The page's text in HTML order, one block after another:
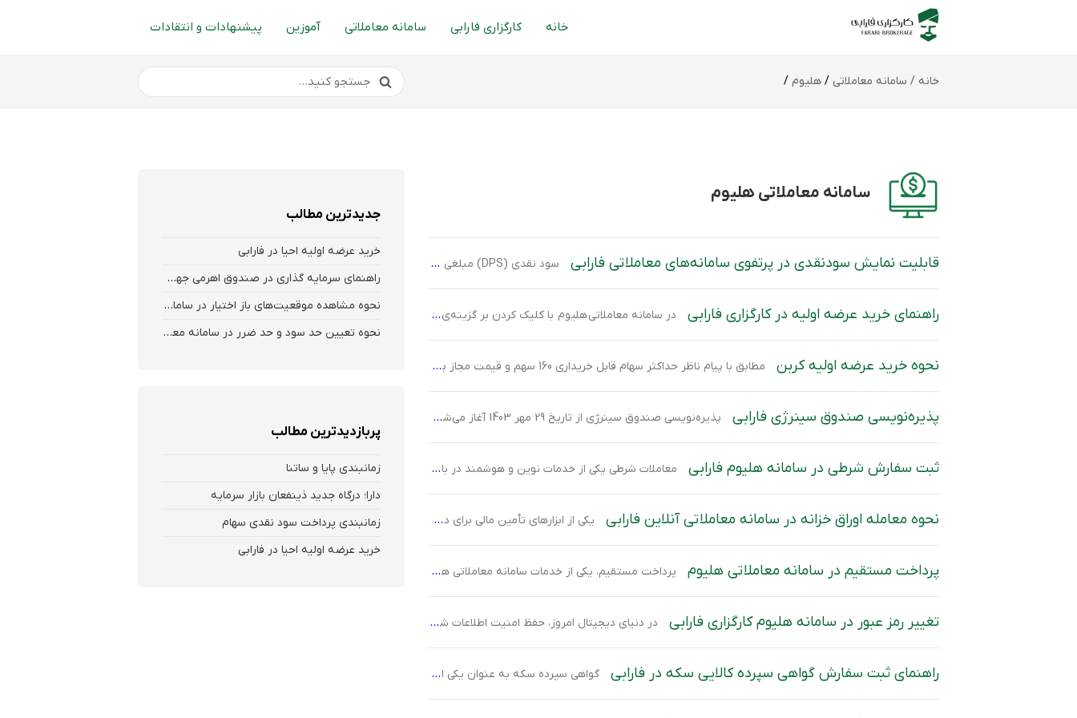
خانه کارگزاری فارابی سامانه معاملاتی آموزین پیشنهادات و انتقادات
خانه / سامانه‌ معاملاتی / هلیوم /
سامانه‌ معاملاتی هلیوم
قابلیت نمایش سودنقدی در پرتفوی سامانه‌های معاملاتی فارابی سود نقدی (DPS) مبلغی است که شرکت‌ها به ازای هر سهم به سهامداران خود پرداخت می‌کنند. این سود بخشی از سود سالانه شرکت است که به سهامداران تعلق می‌گیرد و نشان‌دهنده عملکرد مالی و سوددهی شرکت است.تصمیم‌گیری درباره مقدار و زمان پرداخت این سود، در مجمع عمومی سالیانه شرکت انجام می‌گیرد و پس از تصمیم‌گیری، […]
راهنمای خرید عرضه اولیه در کارگزاری فارابی در سامانه معاملاتی هلیوم با کلیک کردن بر گزینه‌ی “عرضه اولیه” و “درخواست خرید” جهت پیش ثبت سفارش عرضه اولیه مورد نظر خود اقدام کنید.
نحوه خرید عرضه اولیه کربن مطابق با پیام ناظر حداکثر سهام قابل خریداری 160 سهم و قیمت مجاز برای ارسال سفارش 13,640 ریال به صورت ثابت است. لذا، حداکثر مبلغ مورد نیاز برای خرید حدودا 2,200,000 ریال است. همچنین زمان ثبت‌ سفارش از ساعت 12 الی 14 است.در نهایت در عرضه اولیه کربن به هر کد معاملاتی حقیقی 108 سهم […]
پذیره‌نویسی صندوق سینرژی فارابی پذیره‌نویسی صندوق سینرژی از تاریخ 29 مهر 1403 آغاز می‌شود و سرمایه‌گذاران به مدت 7 روز کاری فرصت دارند تا در این پذیره‌نویسی شرکت کنند. این پذیره‌نویسی با قیمت ثابت و مشخص 10,000 ریال برای هر واحد صندوق انجام می‌شود و محدودیتی در تعداد واحدهای خریداری وجود ندارد. به این ترتیب، سرمایه‌گذاران می‌توانند با توجه […]
ثبت سفارش شرطی در سامانه هلیوم فارابی معاملات شرطی یکی از خدمات نوین و هوشمند در بازار سرمایه است که به معامله‌گران امکان می‌دهد تا ریسک‌های معاملاتی خود را مدیریت کرده و در عین حال از فرصت‌های مناسب بهره‌مند شوند
نحوه معامله اوراق خزانه در سامانه معاملاتی آنلاین فارابی یکی از ابزارهای تأمین مالی برای دولت، انتشار «اوراق قرضه دولتی» است که با نام «اسناد خزانه اسلامی» شناخته می‌شود. اسناد خزانه اوراقی هستند که دولت به منظور تسویه بدهی به پیمانکاران غیر‌دولتی اعطا می‌کند تا بدهی خود را به تعویق بیاندازد. با توجه به اینکه این اوراق توسط دولت منتشر می‌شود و ضامن پرداخت […]
پرداخت مستقیم در سامانه معاملاتی هلیوم پرداخت مستقیم، یکی از خدمات سامانه معاملاتی هلیوم برای سهولت در افزایش مانده ریالی جهت خرید سهم است. در حال حاضر با تعریف کارت بانک سامان خود می‌توانید بدون اتصال به درگاه بانکی و وارد کردن اطلاعات کارت، قدرت خرید خود را افزایش دهید. نحوه فعال‌سازی پرداخت مستقیم ابتدا با اطلاعات کاربری خود وارد سامانه […]
تغییر رمز عبور در سامانه هلیوم کارگزاری فارابی در دنیای دیجیتال امروز، حفظ امنیت اطلاعات شخصی و حساب‌های کاربری از اهمیت ویژه‌ای برخوردار است. یکی از اصلی‌ترین روش‌های حفاظت از حساب‌های کاربری، انتخاب و مدیریت رمز عبور مناسب است. تغییر دوره‌ای رمز عبور می‌تواند به افزایش امنیت حساب‌ها کمک کند. ورود به سامانه معاملاتی هلیوم تغییر رمز عبور در سامانه هلیوم: برای تغییر […]
راهنمای ثبت سفارش گواهی سپرده کالایی سکه در فارابی گواهی سپرده سکه به عنوان یکی از ابزارهای مالی مدرن، امکان مالکیت و سرمایه‌گذاری در سکه‌های طلا را به شیوه‌ای ساده‌تر و کم‌ هزینه‌تر فراهم می‌کند. این گواهی‌ها که به پشتوانه دارایی‌های پایه همچون سکه طلا صادر می‌شوند، نشان‌دهنده مالکیت شما بر تعداد معینی سکه طلا هستند که در انبارهای تاییدشده بورس کالا نگهداری می‌شوند. […]
جدیدترین مطالب
خرید عرضه اولیه احیا در فارابی
راهنمای سرمایه گذاری در صندوق اهرمی جهش
نحوه‌ مشاهده‌ موقعیت‌های باز اختیار در سامانه هلیوم و نکست
نحوه تعیین حد سود و حد ضرر در سامانه معاملاتی کارگزاری فارابی
پربازدیدترین مطالب
زمانبندی پایا و ساتنا
دارا؛ درگاه جدید ذینفعان بازار سرمایه
زمانبندی پرداخت سود نقدی سهام‌
خرید عرضه اولیه احیا در فارابی